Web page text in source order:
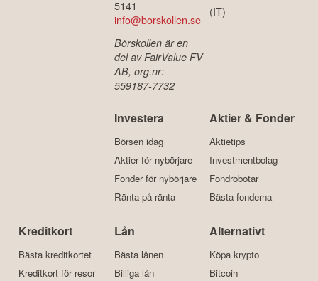
5141
info@borskollen.se
Börskollen är en
del av FairValue FV
AB, org.nr:
559187-7732
(IT)
Investera
Börsen idag
Aktier för nybörjare
Fonder för nybörjare
Ränta på ränta
Aktier & Fonder
Aktietips
Investmentbolag
Fondrobotar
Bästa fonderna
Kreditkort
Bästa kreditkortet
Kreditkort för resor
Lån
Bästa lånen
Billiga lån
Alternativt
Köpa krypto
Bitcoin